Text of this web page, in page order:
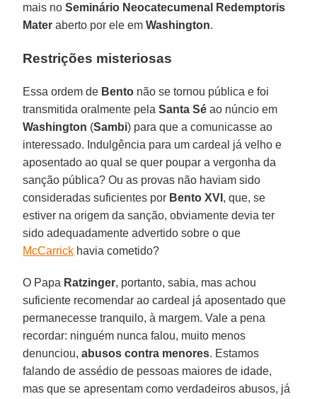
mais noSeminário Neocatecumenal Redemptoris
Mater aberto por ele emWashington.
Restrições misteriosas
Essa ordem de Bento não se tornou pública e foi
transmitida oralmente pelaSanta Sé ao núncio em
Washington (Sambi) para que a comunicasse ao
interessado. Indulgência para um cardeal já velho e
aposentado ao qual se quer poupar a vergonha da
sanção pública? Ou as provas não haviam sido
consideradas suficientes por Bento XVI , que, se
estiver na origem da sanção, obviamente devia ter
sido adequadamente advertido sobre o que
McCarrick havia cometido?
O Papa Ratzinger, portanto, sabia, mas achou
suficiente recomendar ao cardeal já aposentado que
permanecesse tranquilo, à margem. Vale a pena
recordar: ninguém nunca falou, muito menos
denunciou,abusos contra menores. Estamos
falando de assédio de pessoas maiores de idade,
mas que se apresentam como verdadeiros abusos, já